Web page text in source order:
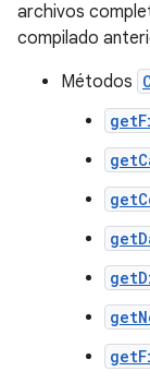
archivos
compilado
Métodos